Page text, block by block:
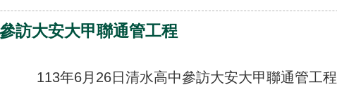
訪大安大甲聯通管工程
113年6月26日清水高中參訪大安大甲聯通管工程